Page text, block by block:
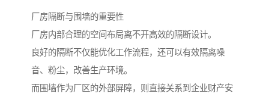
厂房隔断与围墙的重要性
厂房内部合理的空间布局离不开高效的隔断设计。
良好的隔断不仅能优化工作流程，还可以有效隔离噪
音、粉尘，改善生产环境。
而围墙作为厂区的外部屏障，则直接关系到企业财产安